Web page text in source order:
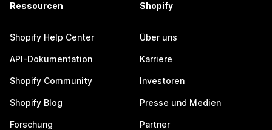
Ressourcen
Shopify Help Center
API-Dokumentation
Shopify Community
Shopify Blog
Forschung
Shopify
Über uns
Karriere
Investoren
Presse und Medien
Partner